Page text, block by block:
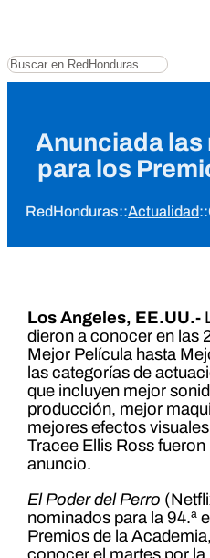
Buscar
Anunciada
para los
RedHonduras::Actualidad::
Los Angeles, EE.UU.-
dieron a conocer en las
Mejor Película hasta
las categorías de
que incluyen mejor
producción, mejor
mejores efectos
Tracee Ellis Ross fueron
anuncio.
El Poder del Perro
nominados para la 94.ª
Premios de la
conocer el martes por la